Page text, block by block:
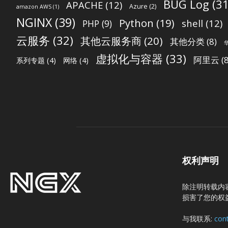
amazon AWS (1) APACHE (12) Azure (2) BUG Log
NGINX (39) PHP (9) Python (19) shell (12)
云服务 (32) 其他云服务商 (20) 其他分类(8)
系列专题 (4) 网络 (4) 虚拟化与容器 (33) 阿里云
权利声明
除注明转载内
损害了您的权
与我联系: